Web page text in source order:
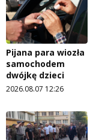
Pijana para wiozła
samochodem
dwójkę dzieci
2026.08.07 12:26